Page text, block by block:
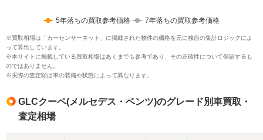
5年落ちの買取参考価格 7年落ちの買取参考価格
※買取相場は「カーセンサーネット」に掲載された物件の価格を元に独自の集計ロジックによ
って算出しています。
※本サイトに掲載している買取相場はあくまでも参考であり、その正確性について保証するも
のではありません。
※実際の査定額は車の装備や状態によって異なります。
GLCクーペ(メルセデス・ベンツ)のグレード別車買取・
査定相場